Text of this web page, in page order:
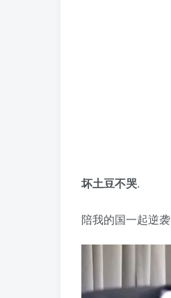
坏土豆不哭.
陪我的国一起逆袭